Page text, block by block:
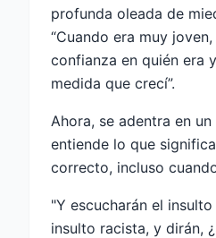
profunda oleada de
“Cuando era muy
confianza en quién era
medida que crecí”.
Ahora, se adentra en
entiende lo que
correcto, incluso
"Y escucharán el
insulto racista, y dirán,